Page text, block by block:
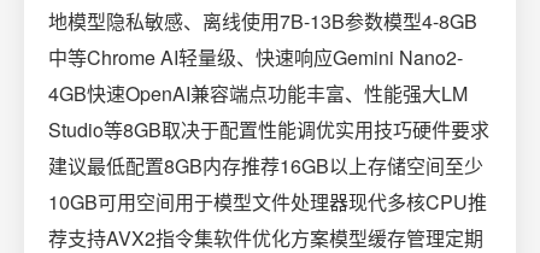
地模型隐私敏感、离线使用7B-13B参数模型4-8GB
中等Chrome AI轻量级、快速响应Gemini Nano2-
4GB快速OpenAI兼容端点功能丰富、性能强大LM
Studio等8GB取决于配置性能调优实用技巧硬件要求
建议最低配置8GB内存推荐16GB以上存储空间至少
10GB可用空间用于模型文件处理器现代多核CPU推
荐支持AVX2指令集软件优化方案模型缓存管理定期